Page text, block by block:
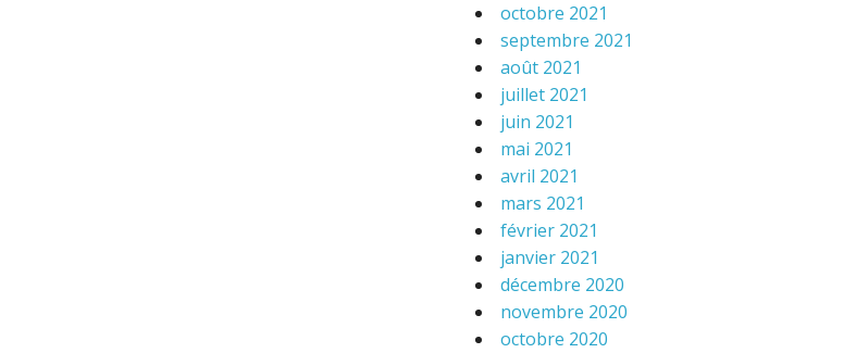
octobre 2021
septembre 2021
août 2021
juillet 2021
juin 2021
mai 2021
avril 2021
mars 2021
février 2021
janvier 2021
décembre 2020
novembre 2020
octobre 2020